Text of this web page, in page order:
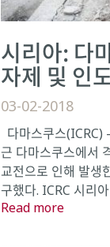
시리아: 다
자제 및 인
03-02-2018
다마스쿠스(ICRC)
근 다마스쿠스에서
교전으로 인해 발생
구했다. ICRC 시리
Read more